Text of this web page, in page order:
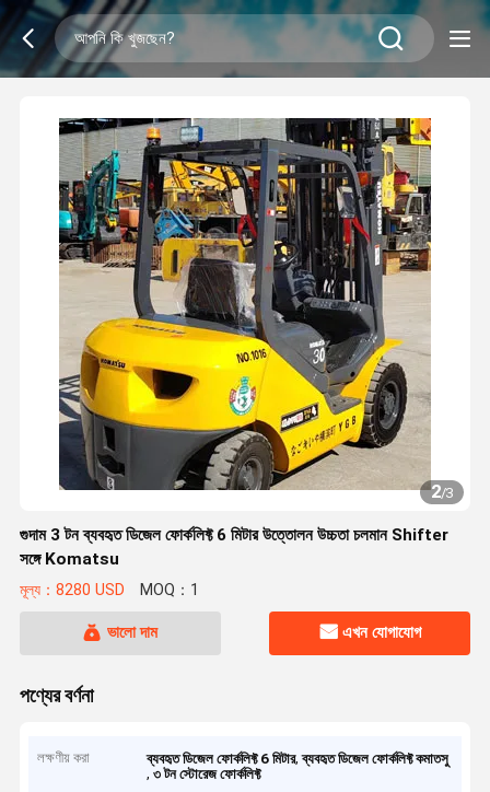
2/3
গুদাম 3 টন ব্যবহৃত ডিজেল ফোর্কলিফ্ট 6 মিটার উত্তোলন উচ্চতা চলমান Shifter
সঙ্গে Komatsu
মূল্য：8280 USD MOQ：1
ভালো দাম এখন যোগাযোগ
পণ্যের বর্ণনা
লক্ষণীয় করা ব্যবহৃত ডিজেল ফোর্কলিফ্ট 6 মিটার,ব্যবহৃত ডিজেল ফোর্কলিফ্ট কমাতসু
,৩ টন স্টোরেজ ফোর্কলিফ্ট